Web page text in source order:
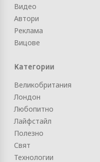
Видео
Автори
Реклама
Вицове
Категории
Великобритания
Лондон
Любопитно
Лайфстайл
Полезно
Свят
Технологии